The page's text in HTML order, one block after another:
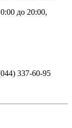
до 20:00,
337-60-95